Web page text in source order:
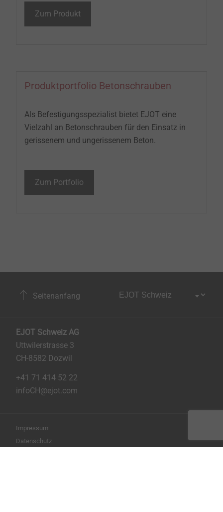
Zum Produkt
Produktportfolio Betonschrauben
Als Befestigungsspezialist bietet EJOT eine
Vielzahl an Betonschrauben für den Einsatz in
gerissenem und ungerissenem Beton.
Zum Portfolio
Seitenanfang
EJOT Schweiz AG
Uttwilerstrasse 3
CH-8582 Dozwil
+41 71 414 52 22
infoCH@ejot.com
Impressum
Datenschutz